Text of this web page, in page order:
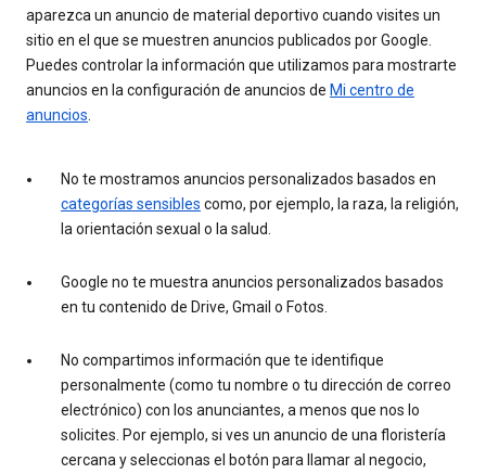
aparezca un anuncio de material deportivo cuando visites un
sitio en el que se muestren anuncios publicados por Google.
Puedes controlar la información que utilizamos para mostrarte
anuncios en la configuración de anuncios de Mi centro de
anuncios
No te mostramos anuncios personalizados basados en
categorías sensibles como, por ejemplo, la raza, la religión,
la orientación sexual o la salud.
Google no te muestra anuncios personalizados basados
en tu contenido de Drive, Gmail o Fotos.
No compartimos información que te identifique
personalmente (como tu nombre o tu dirección de correo
electrónico) con los anunciantes, a menos que nos lo
solicites. Por ejemplo, si ves un anuncio de una floristería
cercana y seleccionas el botón para llamar al negocio,